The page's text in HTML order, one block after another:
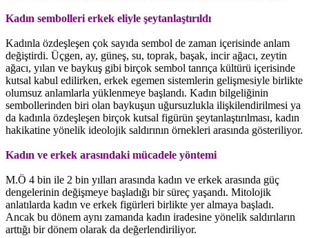
Kadın sembolleri erkek eliyle şeytanlaştırıldı
Kadınla özdeşleşen çok sayıda sembol de zaman içerisinde anlam
değiştirdi. Üçgen, ay, güneş, su, toprak, başak, incir ağacı, zeytin
ağacı, yılan ve baykuş gibi birçok sembol tanrıça kültürü içerisinde
kutsal kabul edilirken, erkek egemen sistemlerin gelişmesiyle birlikte
olumsuz anlamlarla yüklenmeye başlandı. Kadın bilgeliğinin
sembollerinden biri olan baykuşun uğursuzlukla ilişkilendirilmesi ya
da kadınla özdeşleşen birçok kutsal figürün şeytanlaştırılması, kadın
hakikatine yönelik ideolojik saldırının örnekleri arasında gösteriliyor.
Kadın ve erkek arasındaki mücadele yöntemi
M.Ö 4 bin ile 2 bin yılları arasında kadın ve erkek arasında güç
dengelerinin değişmeye başladığı bir süreç yaşandı. Mitolojik
anlatılarda kadın ve erkek figürleri birlikte yer almaya başladı.
Ancak bu dönem aynı zamanda kadın iradesine yönelik saldırıların
arttığı bir dönem olarak da değerlendiriliyor.